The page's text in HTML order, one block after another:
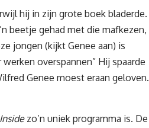
hij in zijn grote boek bladerde.
beetje gehad met die mafkezen,
jongen (kijkt Genee aan) is
overspannen” Hij spaarde
Genee moest eraan geloven.
zo’n uniek programma is. De